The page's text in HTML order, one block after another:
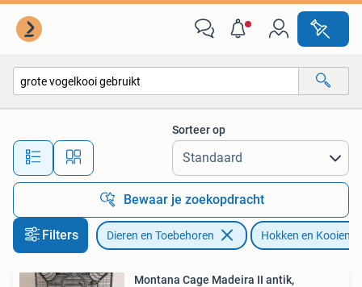
Alle afstanden…
Sorteer op
Bewaar je zoekopdracht
Filters Dieren en Toebehoren Hokken en Kooien
Montana Cage Madeira II antik,